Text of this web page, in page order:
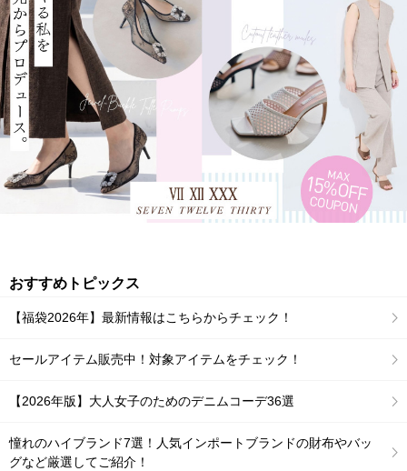
おすすめトピックス
【福袋2026年】最新情報はこちらからチェック！
セールアイテム販売中！対象アイテムをチェック！
【2026年版】大人女子のためのデニムコーデ36選
憧れのハイブランド7選！人気インポートブランドの財布やバッ
グなど厳選してご紹介！